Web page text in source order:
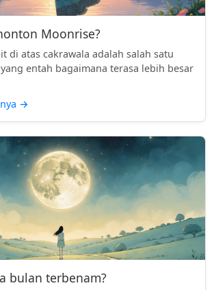
Moonrise?
di atas cakrawala adalah salah satu
entah bagaimana terasa lebih besar
→
bulan terbenam?